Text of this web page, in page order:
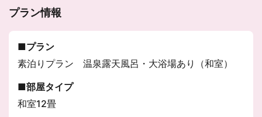
プラン情報
プラン
素泊りプラン 温泉露天風呂・大浴場あり（和室）
部屋タイプ
和室12畳